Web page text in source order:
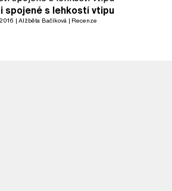
spojené s lehkostí vtipu
Alžběta Bačíková Recenze